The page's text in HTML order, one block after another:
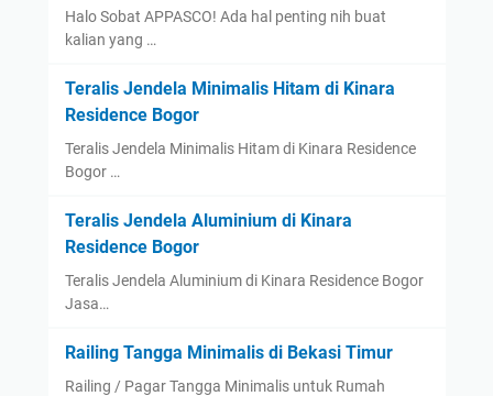
Halo Sobat APPASCO! Ada hal penting nih buat
kalian yang …
Teralis Jendela Minimalis Hitam di Kinara
Residence Bogor
Teralis Jendela Minimalis Hitam di Kinara Residence
Bogor …
Teralis Jendela Aluminium di Kinara
Residence Bogor
Teralis Jendela Aluminium di Kinara Residence Bogor
Jasa…
Railing Tangga Minimalis di Bekasi Timur
Railing / Pagar Tangga Minimalis untuk Rumah